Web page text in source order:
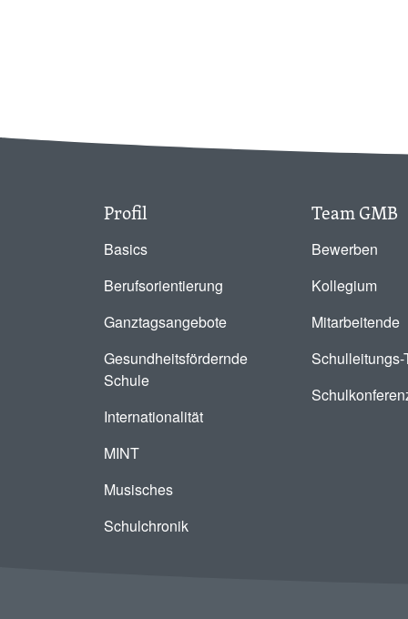
Profil
Basics
Berufsorientierung
Ganztagsangebote
Gesundheitsfördernde
Schule
Internationalität
MINT
Musisches
Schulchronik
Team GMB
Bewerben
Kollegium
Mitarbeitende
Schulleitungs-